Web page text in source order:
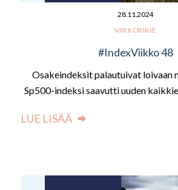
28.11.2024
VIIKKOKIRJE
#IndexViikko 48
Osakeindeksit palautuivat loivaan
Sp500-indeksi saavutti uuden
LUE LISÄÄ